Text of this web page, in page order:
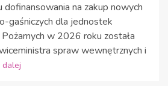
dofinansowania na zakup nowych
gaśniczych dla jednostek
w 2026 roku została
spraw wewnętrznych i
dalej